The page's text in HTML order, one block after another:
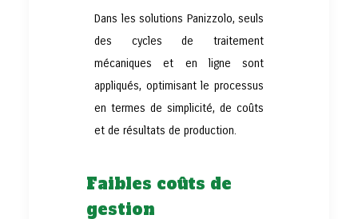
Dans les solutions Panizzolo, seuls
des cycles de traitement
mécaniques et en ligne sont
appliqués, optimisant le processus
en termes de simplicité, de coûts
et de résultats de production.
Faibles coûts de
gestion